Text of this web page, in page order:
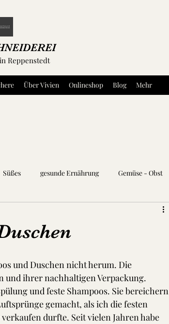
Reppenstedt
Über Vivien Onlineshop Blog Mehr
Süßes gesunde Ernährung Gemüse - Obst
und Duschen nicht herum. Die
und ihrer nachhaltigen Verpackung.
und feste Shampoos. Sie bereichern
gemacht, als ich die festen
durfte. Seit vielen Jahren habe